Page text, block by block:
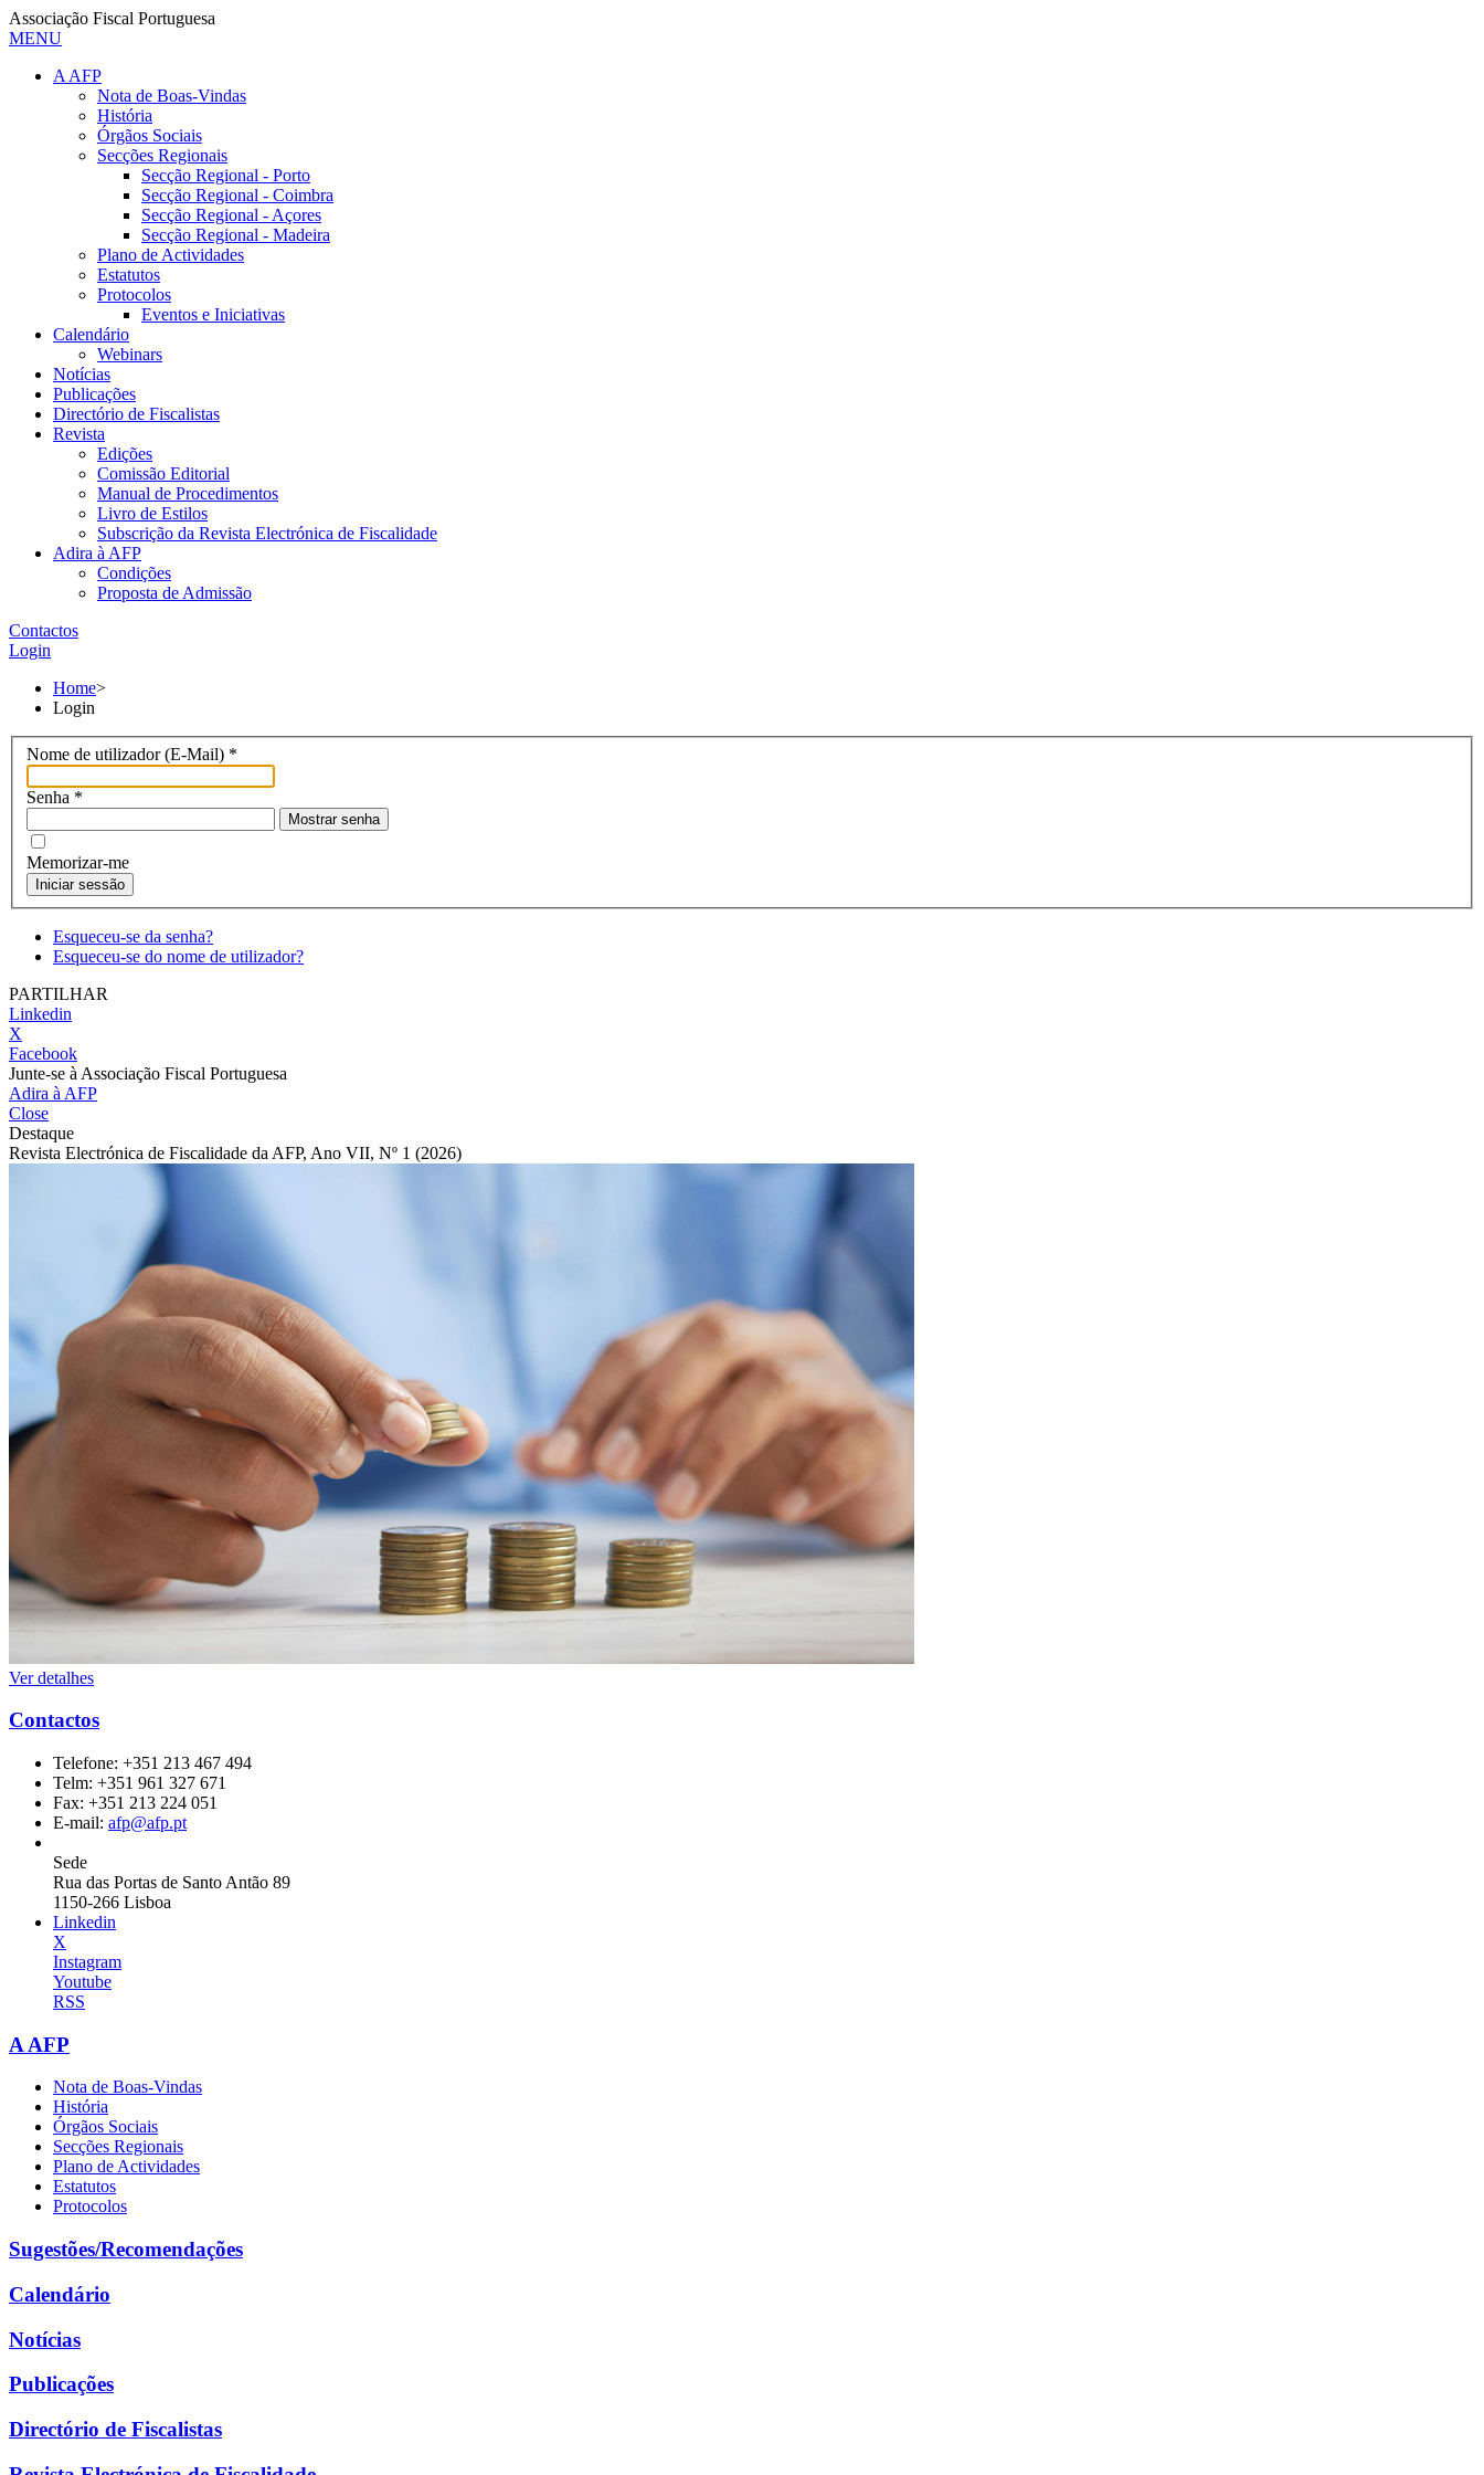
Associação Fiscal Portuguesa
MENU
A AFP
Nota de Boas-Vindas
História
Órgãos Sociais
Secções Regionais
Secção Regional - Porto
Secção Regional - Coimbra
Secção Regional - Açores
Secção Regional - Madeira
Plano de Actividades
Estatutos
Protocolos
Eventos e Iniciativas
Calendário
Webinars
Notícias
Publicações
Directório de Fiscalistas
Revista
Edições
Comissão Editorial
Manual de Procedimentos
Livro de Estilos
Subscrição da Revista Electrónica de Fiscalidade
Adira à AFP
Condições
Proposta de Admissão
Contactos
Login
Home>
Login
Nome de utilizador (E-Mail) *
Senha *
Mostrar senha
Memorizar-me
Iniciar sessão
Esqueceu-se da senha?
Esqueceu-se do nome de utilizador?
PARTILHAR
Linkedin
X
Facebook
Junte-se à Associação Fiscal Portuguesa
Adira à AFP
Close
Destaque
Revista Electrónica de Fiscalidade da AFP, Ano VII, Nº 1 (2026)
Ver detalhes
Contactos
Telefone: +351 213 467 494
Telm: +351 961 327 671
Fax: +351 213 224 051
E-mail: afp@afp.pt
Sede
Rua das Portas de Santo Antão 89
1150-266 Lisboa
Linkedin
X
Instagram
Youtube
RSS
A AFP
Nota de Boas-Vindas
História
Órgãos Sociais
Secções Regionais
Plano de Actividades
Estatutos
Protocolos
Sugestões/Recomendações
Calendário
Notícias
Publicações
Directório de Fiscalistas